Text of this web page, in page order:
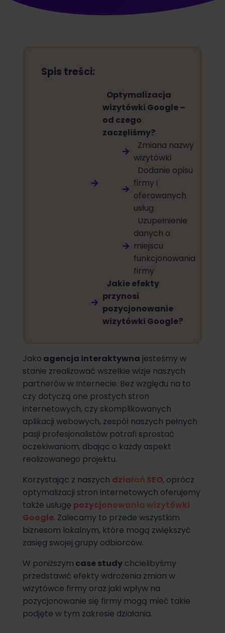
Spis treści:
Optymalizacja
wizytówki Google –
od czego
zaczęliśmy?
Zmiana nazwy
wizytówki
Dodanie opisu
firmy i
oferowanych
usług
Uzupełnienie
danych o
miejscu
funkcjonowania
firmy
Jakie efekty
przynosi
pozycjonowanie
wizytówki Google?
Jako agencja interaktywna jesteśmy w
stanie zrealizować wszelkie wizje naszych
partnerów w Internecie. Bez względu na to
czy dotyczą one prostych stron
internetowych, czy skomplikowanych
aplikacji webowych, zespół naszych pełnych
pasji profesjonalistów potrafi sprostać
oczekiwaniom, dbając o każdy aspekt
realizowanego projektu.
Korzystając z naszych działań SEO, oprócz
optymalizacji stron internetowych oferujemy
także usługę pozycjonowania wizytówki
Google. Zalecamy to przede wszystkim
biznesom lokalnym, które mogą zwiększyć
zasięg swojej grupy odbiorców.
W poniższym case study chcielibyśmy
przedstawić efekty wdrożenia zmian w
wizytówce firmy oraz jaki wpływ na
pozycjonowanie się firmy mogą mieć takie
podjęte w tym zakresie działania.